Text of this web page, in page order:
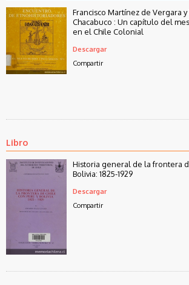
Francisco Martínez de Vergara y
Chacabuco : Un capítulo del
en el Chile Colonial
Descargar
Compartir
Libro
Historia general de la frontera
Bolivia: 1825-1929
Descargar
Compartir